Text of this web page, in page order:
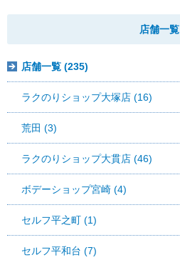
店舗一覧
店舗一覧 (235)
ラクのりショップ大塚店 (16)
荒田 (3)
ラクのりショップ大貫店 (46)
ボデーショップ宮崎 (4)
セルフ平之町 (1)
セルフ平和台 (7)